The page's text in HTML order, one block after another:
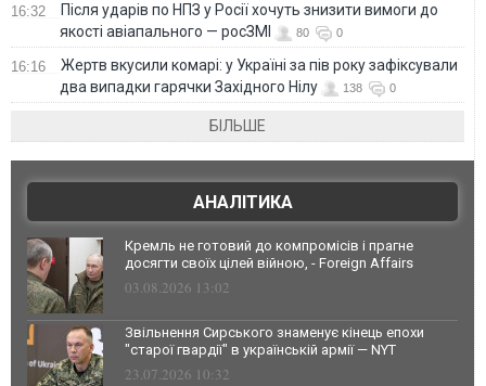
16:32
Після ударів по НПЗ у Росії хочуть знизити вимоги до
якості авіапального — росЗМІ
80 0
16:16
Жертв вкусили комарі: у Україні за пів року зафіксували
два випадки гарячки Західного Нілу
138 0
БІЛЬШЕ
АНАЛІТИКА
Кремль не готовий до компромісів і прагне
досягти своїх цілей війною, - Foreign Affairs
03.08.2026 13:02
Звільнення Сирського знаменує кінець епохи
"старої гвардії" в українській армії — NYT
23.07.2026 10:32